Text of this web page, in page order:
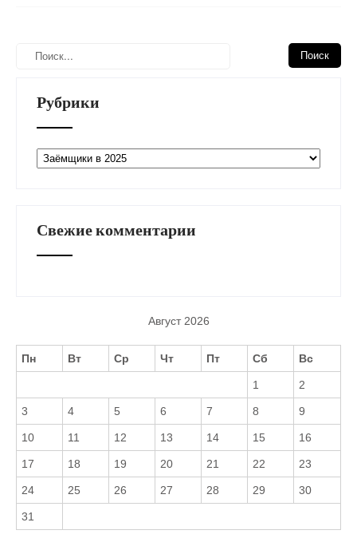
Рубрики
Рубрики
Свежие комментарии
Август 2026
Пн Вт Ср Чт Пт Сб Вс
1 2
3 4 5 6 7 8 9
10 11 12 13 14 15 16
17 18 19 20 21 22 23
24 25 26 27 28 29 30
31